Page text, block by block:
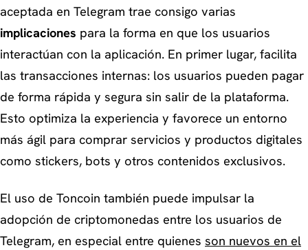
aceptada en Telegram trae consigo varias
implicaciones para la forma en que los usuarios
interactúan con la aplicación. En primer lugar, facilita
las transacciones internas: los usuarios pueden pagar
de forma rápida y segura sin salir de la plataforma.
Esto optimiza la experiencia y favorece un entorno
más ágil para comprar servicios y productos digitales
como stickers, bots y otros contenidos exclusivos.
El uso de Toncoin también puede impulsar la
adopción de criptomonedas entre los usuarios de
Telegram, en especial entre quienes son nuevos en el